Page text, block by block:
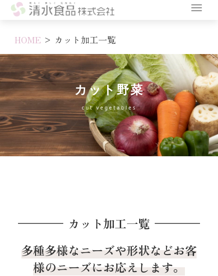
HOME > カット加工一覧
カット野菜
cut vegetables
カット加工一覧
多種多様なニーズや形状などお客
様のニーズにお応えします。